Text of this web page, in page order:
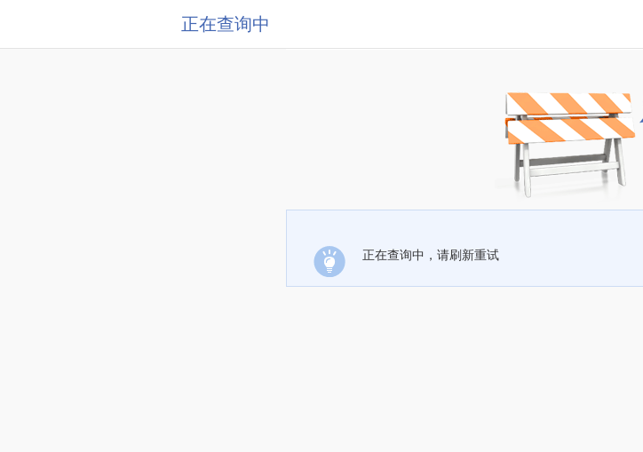
正在查询中
正在查询中，请刷新重试